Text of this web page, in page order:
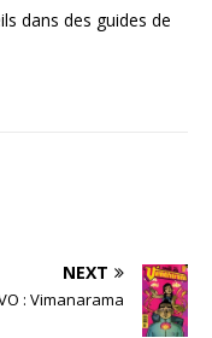
dans des guides de
NEXT
: Vimanarama